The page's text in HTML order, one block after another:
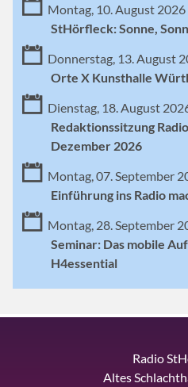
Montag, 10. August 2026
StHörfleck: Sonne,
Donnerstag, 13. August
Orte X Kunsthalle
Dienstag, 18. August
Redaktionssitzung
Dezember 2026
Montag, 07. September
Einführung ins Radio
Montag, 28. September
Seminar: Das mobile
H4essential
Radio
Altes